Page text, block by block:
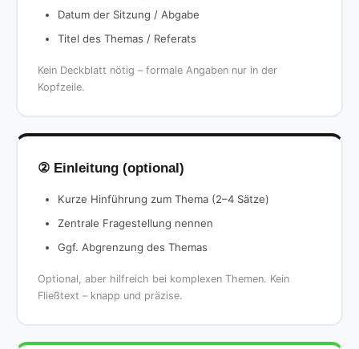
Datum der Sitzung / Abgabe
Titel des Themas / Referats
Kein Deckblatt nötig – formale Angaben nur in der
Kopfzeile.
② Einleitung (optional)
Kurze Hinführung zum Thema (2–4 Sätze)
Zentrale Fragestellung nennen
Ggf. Abgrenzung des Themas
Optional, aber hilfreich bei komplexen Themen. Kein
Fließtext – knapp und präzise.